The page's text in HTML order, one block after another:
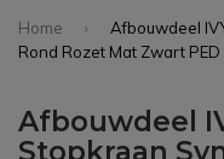
Home
Afbouwdeel
Rond Rozet Mat Zwart PED
Afbouwdeel